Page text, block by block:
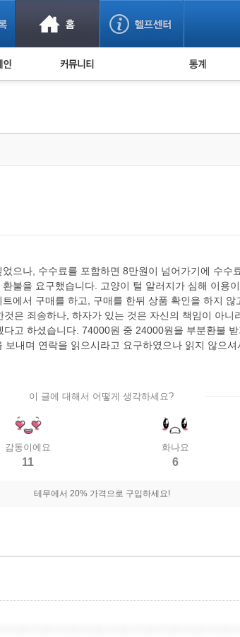
사기 예방했어요! 누적 피해사례
으나, 수수료를 포함하면 8만원이 넘어가기에 수
불을 요구했습니다. 고양이 털 알러지가 심해 이용
에서 구매를 하고, 구매를 한뒤 상품 확인을 하지
은 죄송하나, 하자가 있는 것은 자신의 책임이 아
고 하셨습니다. 74000원 중 24000원을 부분환불
내며 연락을 읽으시라고 요구하였으나 읽지 않으
이 글에 대해서 어떻게 생각하세요?
감동이에요
11
화나요
6
테무에서 20% 가격으로 구입하세요!